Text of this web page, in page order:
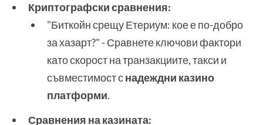
Криптографски сравнения:
"Биткойн срещу Етериум: кое е по-добро
за хазарт?" - Сравнете ключови фактори
като скорост на транзакциите, такси и
съвместимост снадеждни казино
платформи.
Сравнения на казината: